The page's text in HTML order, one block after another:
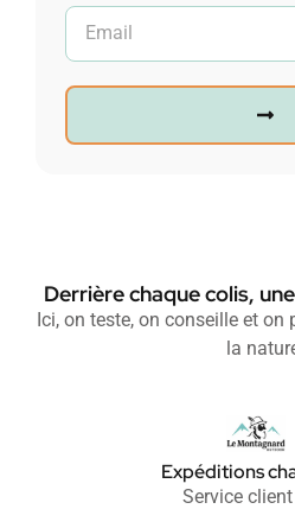
Derrière chaque colis,
Ici, on teste, on conseille et on
la
Expéditions
Service